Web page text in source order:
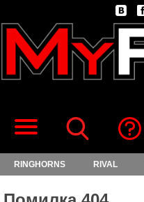
RINGHORNS RIVAL